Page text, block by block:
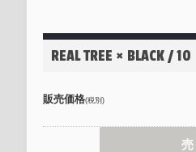
REAL TREE × BLACK / 10
販売価格(税別)
売